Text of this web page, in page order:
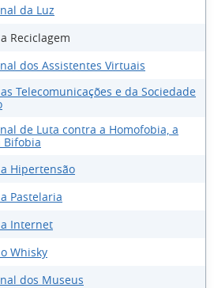
da Luz
Reciclagem
dos Assistentes Virtuais
Telecomunicações e da Sociedade
de Luta contra a Homofobia, a
Bifobia
Hipertensão
Pastelaria
Internet
Whisky
dos Museus